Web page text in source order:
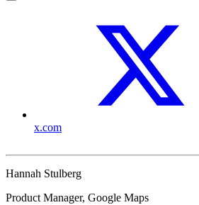
x.com
Hannah Stulberg
Product Manager, Google Maps